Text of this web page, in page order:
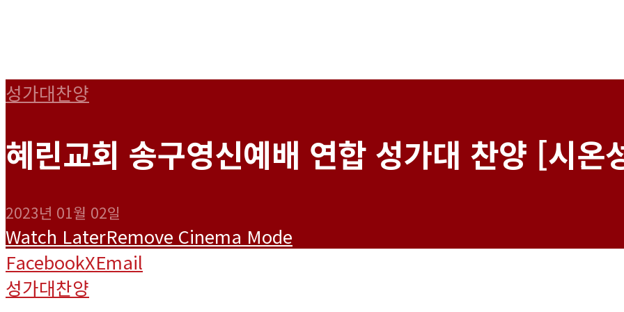
성가대찬양
혜린교회 송구영신예배 연합 성가대 찬양 [시온
2023년 01월 02일
Watch LaterRemove Cinema Mode
FacebookXEmail
성가대찬양